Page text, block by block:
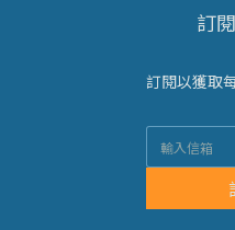
訂
訂閱以獲取